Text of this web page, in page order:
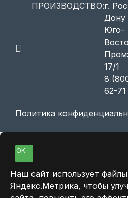
ПРОИЗВОДСТВО:г.
Дону
Юго-
17/1
8
62-71
Политика
OK
Наш сайт использует
Яндекс.Метрика, чтобы